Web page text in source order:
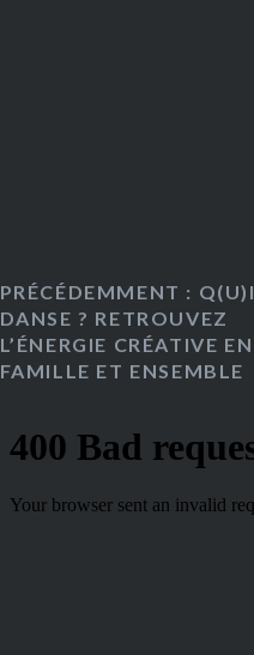
PRÉCÉDEMMENT : Q(U)I
DANSE ? RETROUVEZ
L’ÉNERGIE CRÉATIVE EN
FAMILLE ET ENSEMBLE